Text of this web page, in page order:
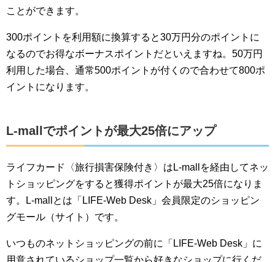
ことができます。
300ポイントを利用額に換算すると30万円分のポイントに
なるのでお得なボーナスポイントだといえますね。50万円
利用した場合、通常500ポイントが付くので合わせて800ポ
イントになります。
L-mallでポイントが最大25倍にアップ
ライフカード〈旅行損害保険付き〉はL-mallを経由してネッ
トショッピングをすると獲得ポイントが最大25倍になりま
す。L-mallとは「LIFE-Web Desk」会員限定のショッピン
グモール（サイト）です。
いつものネットショッピングの前に「LIFE-Web Desk」に
用意されているショップ一覧から好きなショップに行くだ